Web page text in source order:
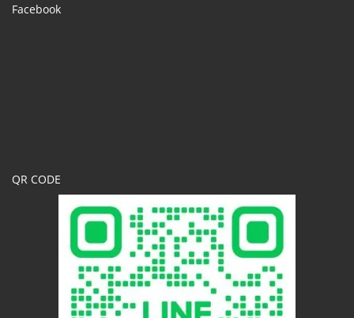
Facebook
QR CODE